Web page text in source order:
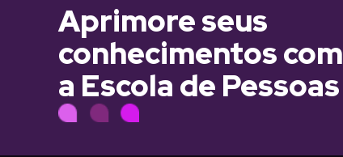
Aprimore seus
conhecimentos com
a Escola de Pessoas